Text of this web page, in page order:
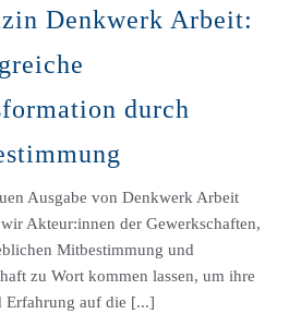
Denkwerk Arbeit:
durch
Ausgabe von Denkwerk Arbeit
Akteur:innen der Gewerkschaften,
Mitbestimmung und
zu Wort kommen lassen, um ihre
Erfahrung auf die [...]